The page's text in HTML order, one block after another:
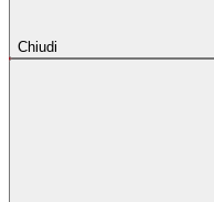
Chiudi